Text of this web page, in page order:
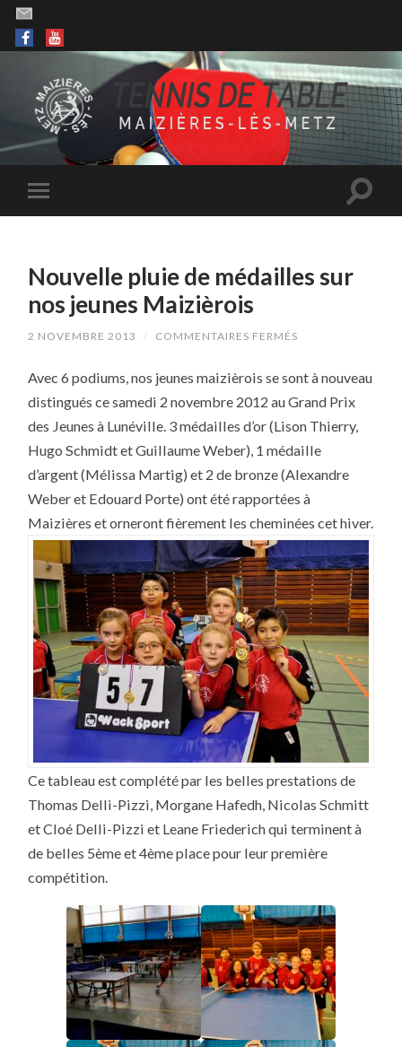
Nouvelle pluie de médailles sur
nos jeunes Maizièrois
2 NOVEMBRE 2013 / COMMENTAIRES FERMÉS
DE
SUR
JEUNES
Avec 6 podiums, nos jeunes maizièrois se sont à nouveau
distingués ce samedi 2 novembre 2012 au Grand Prix
des Jeunes à Lunéville. 3 médailles d’or (Lison Thierry,
Hugo Schmidt et Guillaume Weber), 1 médaille
d’argent (Mélissa Martig) et 2 de bronze (Alexandre
Weber et Edouard Porte) ont été rapportées à
Maizières et orneront fièrement les cheminées cet hiver.
Ce tableau est complété par les belles prestations de
Thomas Delli-Pizzi, Morgane Hafedh, Nicolas Schmitt
et Cloé Delli-Pizzi et Leane Friederich qui terminent à
de belles 5ème et 4ème place pour leur première
compétition.